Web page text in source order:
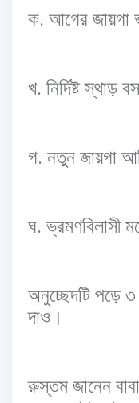
ক. আগের জায়গা
খ. নির্দিষ্ট স্থাড়
গ. নতুন জায়গা
ঘ.ভ্রমণবিলাসী
অনুচ্ছেদটি পড়ে ৩
দাও।
রুস্তম জানেন বাবা